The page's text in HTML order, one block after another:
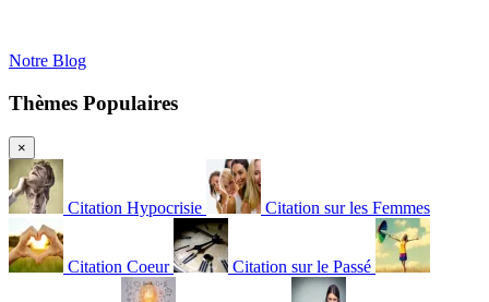
Notre Blog
Thèmes Populaires
×
Citation Hypocrisie Citation sur les Femmes
Citation Coeur Citation sur le Passé